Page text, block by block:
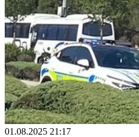
01.08.2025 21:17